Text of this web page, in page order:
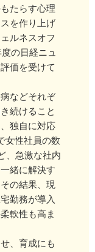
たらす心理
を作り上げ
ルネスオフ
の日経ニュ
価を受けて
などそれぞ
続けること
独自に対応
女性社員の数
、急激な社内
緒に解決す
の結果、現
勤務が導入
軟性も高ま
、育成にも